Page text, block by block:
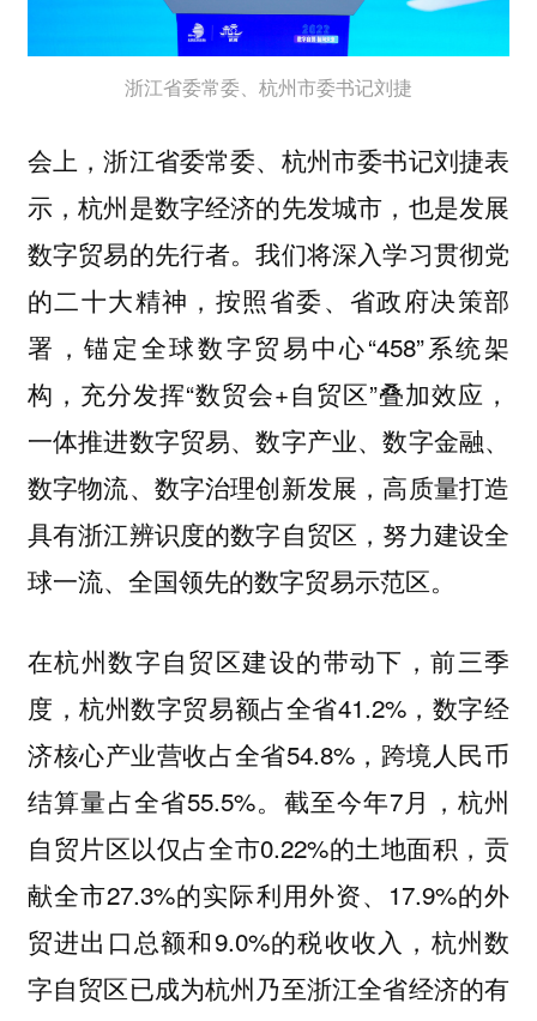
浙江省委常委、杭州市委书记刘捷
会上，浙江省委常委、杭州市委书记刘捷表
示，杭州是数字经济的先发城市，也是发展
数字贸易的先行者。我们将深入学习贯彻党
的二十大精神，按照省委、省政府决策部
署，锚定全球数字贸易中心“458”系统架
构，充分发挥“数贸会+自贸区”叠加效应，
一体推进数字贸易、数字产业、数字金融、
数字物流、数字治理创新发展，高质量打造
具有浙江辨识度的数字自贸区，努力建设全
球一流、全国领先的数字贸易示范区。
在杭州数字自贸区建设的带动下，前三季
度，杭州数字贸易额占全省41.2%，数字经
济核心产业营收占全省54.8%，跨境人民币
结算量占全省55.5%。截至今年7月，杭州
自贸片区以仅占全市0.22%的土地面积，贡
献全市27.3%的实际利用外资、17.9%的外
贸进出口总额和9.0%的税收收入，杭州数
字自贸区已成为杭州乃至浙江全省经济的有